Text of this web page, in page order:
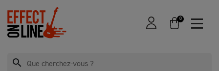
0
search